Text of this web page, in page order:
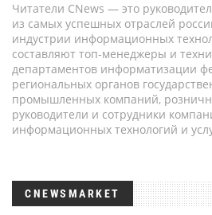
Читатели CNews — это
из самых успешных отраслей
индустрии информационных
составляют топ-менеджеры и
департаментов информатизации
региональных органов
промышленных компаний,
руководители и сотрудники
информационных технологий и
CNEWSMARKET